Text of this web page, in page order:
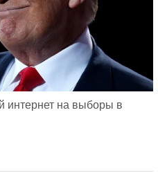
интернет на выборы в